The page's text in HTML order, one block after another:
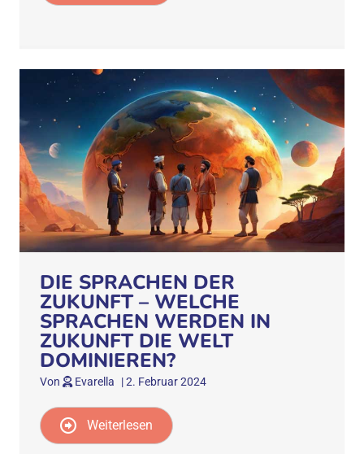
DIE SPRACHEN DER
ZUKUNFT – WELCHE
SPRACHEN WERDEN IN
ZUKUNFT DIE WELT
DOMINIEREN?
Von Evarella |2. Februar 2024
Weiterlesen